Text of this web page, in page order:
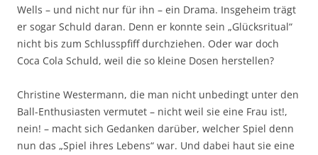
Wells – und nicht nur für ihn – ein Drama. Insgeheim trägt
er sogar Schuld daran. Denn er konnte sein „Glücksritual“
nicht bis zum Schlusspfiff durchziehen. Oder war doch
Coca Cola Schuld, weil die so kleine Dosen herstellen?
Christine Westermann, die man nicht unbedingt unter den
Ball-Enthusiasten vermutet – nicht weil sie eine Frau ist!,
nein! – macht sich Gedanken darüber, welcher Spiel denn
nun das „Spiel ihres Lebens“ war. Und dabei haut sie eine